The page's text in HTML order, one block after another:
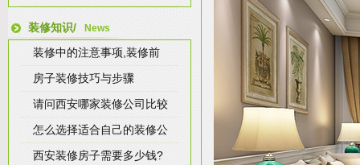
装修知识/ News
装修中的注意事项,装修前
房子装修技巧与步骤
请问西安哪家装修公司比较
怎么选择适合自己的装修公
西安装修房子需要多少钱?